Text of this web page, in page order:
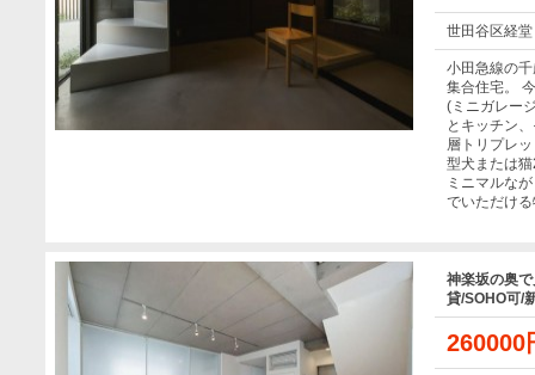
世田谷区経堂
小田急線の
集合住宅。
(ミニガレー
とキッチン
層トリプレ
型犬または
ミニマルな
でいただけ
神楽坂の奥
貸/SOHO可/